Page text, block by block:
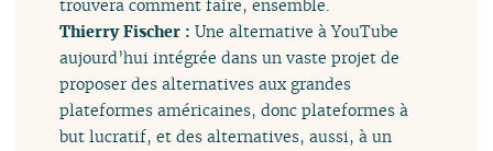
trouvera comment faire, ensemble.
Thierry Fischer :Une alternative à YouTube
aujourd’hui intégrée dans un vaste projet de
proposer des alternatives aux grandes
plateformes américaines, donc plateformes à
but lucratif, et des alternatives, aussi, à un